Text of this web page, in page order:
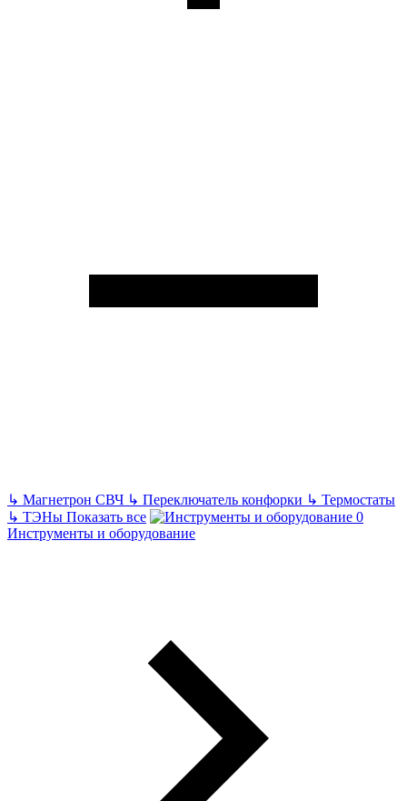
↳ Магнетрон СВЧ ↳ Переключатель конфорки ↳ Термостаты
↳ ТЭНы Показать все
Инструменты и оборудование